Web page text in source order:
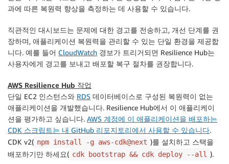
과에 따른 복원력 향상을 측정하는 데 사용할 수 있습니다.
직관적인 대시보드는 문제에 대한 경고를 전송하고, 개선 단계를 권
장하며, 애플리케이션 복원력을 관리할 수 있는 단일 환경을 제공합
니다. 예를 들어 CloudWatch 경보가 트리거되면 Resilience Hub는
사용자에게 경고를 보내고 배포할 복구 절차를 권장합니다.
AWS Resilience Hub 작업
단일 EC2 인스턴스와 RDS 데이터베이스로 구성된 복원력이 없는
애플리케이션을 개발했습니다. Resilience Hub에서 이 애플리케이
션을 평가하고 싶습니다. AWS 계정에 이 애플리케이션을 배포하는
CDK 스크립트는 내 GitHub 리포지토리에서 사용할 수 있습니다.
CDK v2( npm install -g aws-cdk@next )를 설치하고 스택을
배포하기만 하세요( cdk bootstrap && cdk deploy --all ).